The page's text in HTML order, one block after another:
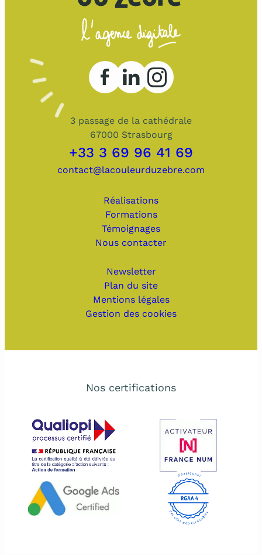
3 passage de la cathédrale
67000 Strasbourg
+33 3 69 96 41 69
contact@lacouleurduzebre.com
Réalisations
Formations
Témoignages
Nous contacter
Newsletter
Plan du site
Mentions légales
Gestion des cookies
Nos certifications